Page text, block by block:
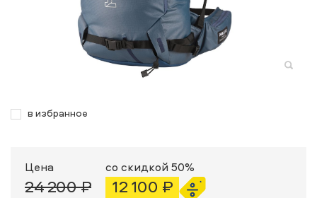
в избранное
Цена
24 200 ₽
со скидкой 50%
12 100 ₽